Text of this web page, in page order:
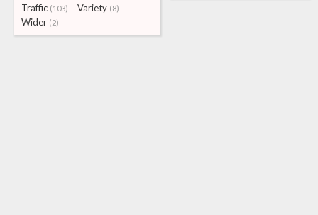
Traffic (103) Variety (8)
Wider (2)